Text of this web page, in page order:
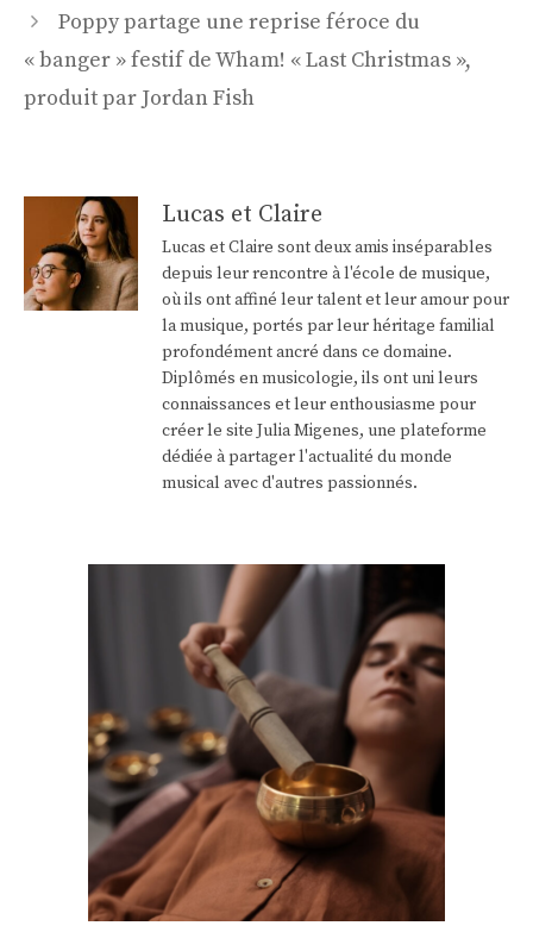
Poppy partage une reprise féroce du
« banger » festif de Wham! « Last Christmas »,
produit par Jordan Fish
Lucas et Claire
Lucas et Claire sont deux amis inséparables
depuis leur rencontre à l'école de musique,
où ils ont affiné leur talent et leur amour pour
la musique, portés par leur héritage familial
profondément ancré dans ce domaine.
Diplômés en musicologie, ils ont uni leurs
connaissances et leur enthousiasme pour
créer le site Julia Migenes, une plateforme
dédiée à partager l'actualité du monde
musical avec d'autres passionnés.